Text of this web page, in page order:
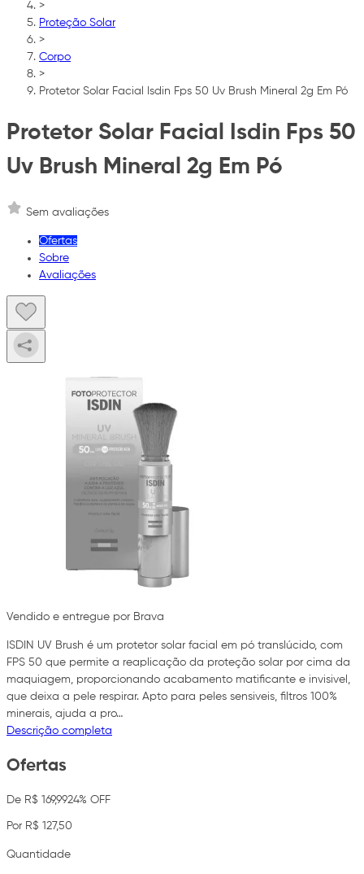
>
Proteção Solar
>
Corpo
>
Protetor Solar Facial Isdin Fps 50 Uv Brush Mineral 2g Em Pó
Protetor Solar Facial Isdin Fps 50
Uv Brush Mineral 2g Em Pó
Sem avaliações
Ofertas
Sobre
Avaliações
Vendido e entregue por Brava
ISDIN UV Brush é um protetor solar facial em pó translúcido, com
FPS 50 que permite a reaplicação da proteção solar por cima da
maquiagem, proporcionando acabamento matificante e invisivel,
que deixa a pele respirar. Apto para peles sensiveis, filtros 100%
minerais, ajuda a pro…
Descrição completa
Ofertas
De R$ 169,9924% OFF
Por R$ 127,50
Quantidade